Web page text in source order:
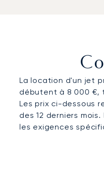
La location d'un jet
débutent à 8 000 €,
Les prix ci-dessous
des 12 derniers mois.
les exigences